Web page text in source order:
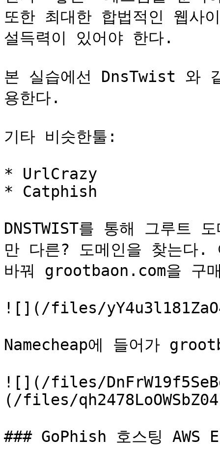
또한 최대한 합법적인 웹사
설득력이 있어야 한다.
본 실습에선 DnsTwist 와
용한다.
기타 비슷한툴:
* UrlCrazy
* Catphish
DNSTWIST를 통해 그루트
만 다른? 도메인을 찾는다.
바꿔 grootbaon.com을 구
![](/files/
Namecheap에 들어가
![](/files/
(/files/
### GoPhish 호스팅 AWS